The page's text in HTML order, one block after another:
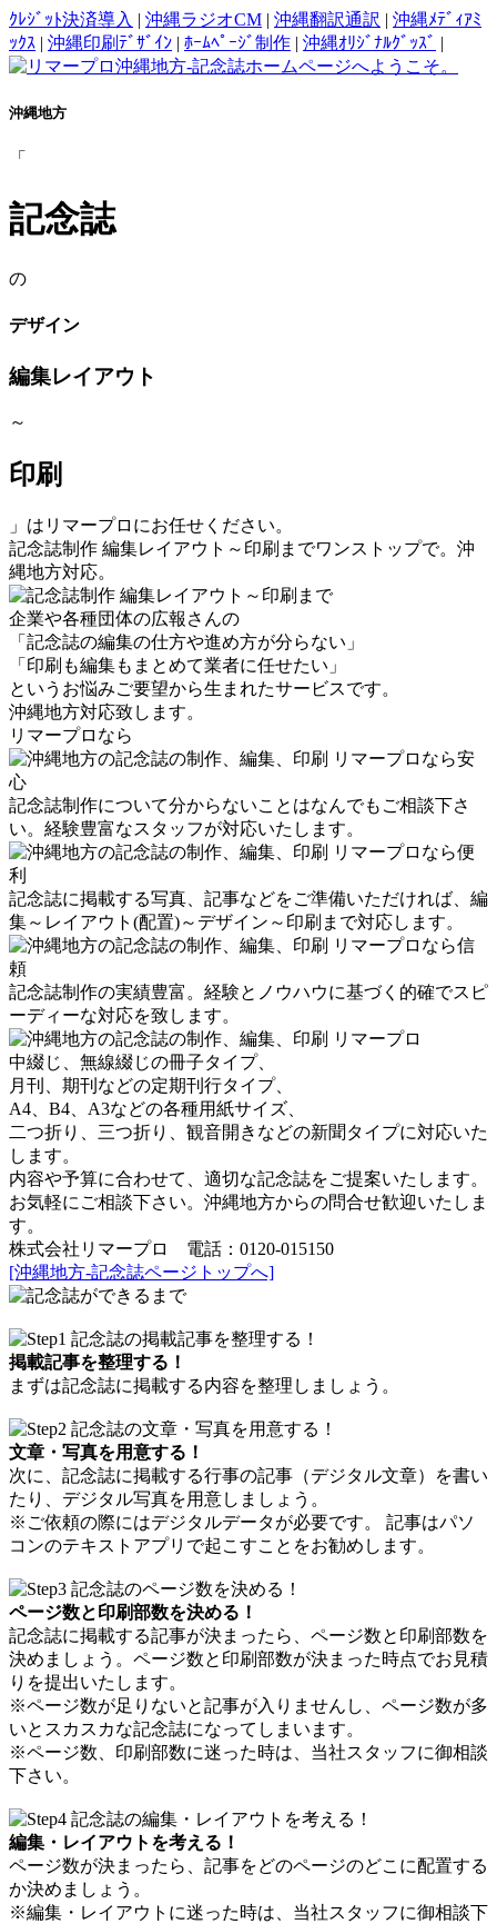
ｸﾚｼﾞｯﾄ決済導入 | 沖縄ラジオCM | 沖縄翻訳通訳 | 沖縄ﾒﾃﾞｨｱﾐ
ｯｸｽ | 沖縄印刷ﾃﾞｻﾞｲﾝ | ﾎｰﾑﾍﾟｰｼﾞ制作 | 沖縄ｵﾘｼﾞﾅﾙｸﾞｯｽﾞ |
沖縄地方
「
記念誌
の
デザイン
編集レイアウト
～
印刷
」はリマープロにお任せください。
記念誌制作 編集レイアウト～印刷までワンストップで。沖
縄地方対応。
企業や各種団体の広報さんの
「記念誌の編集の仕方や進め方が分らない」
「印刷も編集もまとめて業者に任せたい」
というお悩みご要望から生まれたサービスです。
沖縄地方対応致します。
リマープロなら
記念誌制作について分からないことはなんでもご相談下さ
い。経験豊富なスタッフが対応いたします。
記念誌に掲載する写真、記事などをご準備いただければ、編
集～レイアウト(配置)～デザイン～印刷まで対応します。
記念誌制作の実績豊富。経験とノウハウに基づく的確でスピ
ーディーな対応を致します。
中綴じ、無線綴じの冊子タイプ、
月刊、期刊などの定期刊行タイプ、
A4、B4、A3などの各種用紙サイズ、
二つ折り、三つ折り、観音開きなどの新聞タイプに対応いた
します。
内容や予算に合わせて、適切な記念誌をご提案いたします。
お気軽にご相談下さい。沖縄地方からの問合せ歓迎いたしま
す。
株式会社リマープロ 電話：0120-015150
[沖縄地方-記念誌ページトップへ]
掲載記事を整理する！
まずは記念誌に掲載する内容を整理しましょう。
文章・写真を用意する！
次に、記念誌に掲載する行事の記事（デジタル文章）を書い
たり、デジタル写真を用意しましょう。
※ご依頼の際にはデジタルデータが必要です。 記事はパソ
コンのテキストアプリで起こすことをお勧めします。
ページ数と印刷部数を決める！
記念誌に掲載する記事が決まったら、ページ数と印刷部数を
決めましょう。ページ数と印刷部数が決まった時点でお見積
りを提出いたします。
※ページ数が足りないと記事が入りませんし、ページ数が多
いとスカスカな記念誌になってしまいます。
※ページ数、印刷部数に迷った時は、当社スタッフに御相談
下さい。
編集・レイアウトを考える！
ページ数が決まったら、記事をどのページのどこに配置する
か決めましょう。
※編集・レイアウトに迷った時は、当社スタッフに御相談下